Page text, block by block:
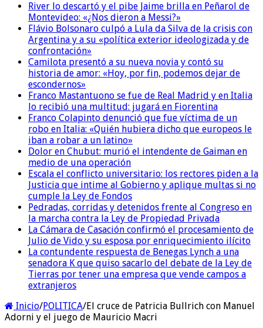
River lo descartó y el pibe Jaime brilla en Peñarol de
Montevideo: «¿Nos dieron a Messi?»
Flávio Bolsonaro culpó a Lula da Silva de la crisis con
Argentina y a su «política exterior ideologizada y de
confrontación»
Camilota presentó a su nueva novia y contó su
historia de amor: «Hoy, por fin, podemos dejar de
escondernos»
Franco Mastantuono se fue de Real Madrid y en Italia
lo recibió una multitud: jugará en Fiorentina
Franco Colapinto denunció que fue víctima de un
robo en Italia: «Quién hubiera dicho que europeos le
iban a robar a un latino»
Dolor en Chubut: murió el intendente de Gaiman en
medio de una operación
Escala el conflicto universitario: los rectores piden a la
Justicia que intime al Gobierno y aplique multas si no
cumple la Ley de Fondos
Pedradas, corridas y detenidos frente al Congreso en
la marcha contra la Ley de Propiedad Privada
La Cámara de Casación confirmó el procesamiento de
Julio de Vido y su esposa por enriquecimiento ilícito
La contundente respuesta de Benegas Lynch a una
senadora K que quiso sacarlo del debate de la Ley de
Tierras por tener una empresa que vende campos a
extranjeros
Inicio/POLITICA/El cruce de Patricia Bullrich con Manuel
Adorni y el juego de Mauricio Macri